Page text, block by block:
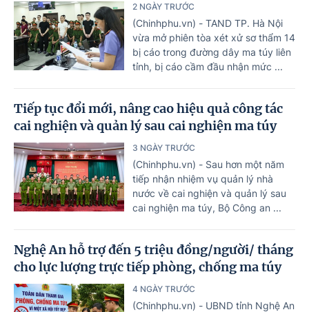
2 NGÀY TRƯỚC
(Chinhphu.vn) - TAND TP. Hà Nội
vừa mở phiên tòa xét xử sơ thẩm 14
bị cáo trong đường dây ma túy liên
tỉnh, bị cáo cầm đầu nhận mức ...
Tiếp tục đổi mới, nâng cao hiệu quả công tác
cai nghiện và quản lý sau cai nghiện ma túy
3 NGÀY TRƯỚC
(Chinhphu.vn) - Sau hơn một năm
tiếp nhận nhiệm vụ quản lý nhà
nước về cai nghiện và quản lý sau
cai nghiện ma túy, Bộ Công an ...
Nghệ An hỗ trợ đến 5 triệu đồng/người/ tháng
cho lực lượng trực tiếp phòng, chống ma túy
4 NGÀY TRƯỚC
(Chinhphu.vn) - UBND tỉnh Nghệ An